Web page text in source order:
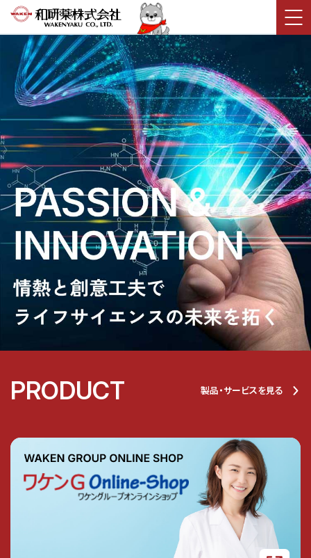
PRODUCT 製品・サービスを見る